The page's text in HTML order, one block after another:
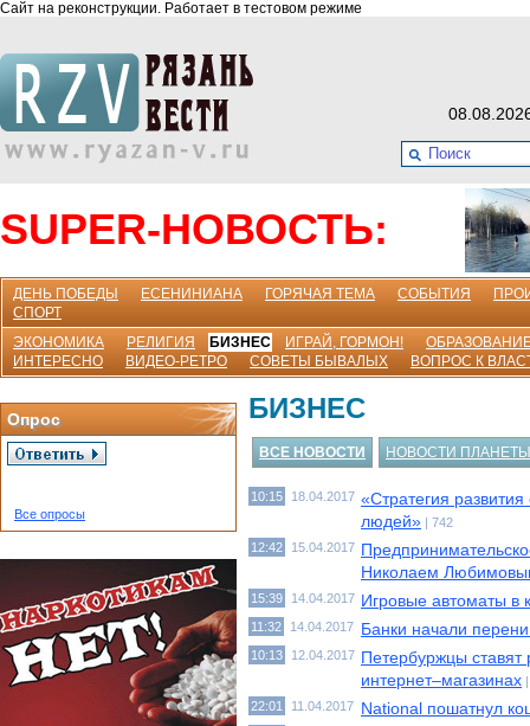
Сайт на реконструкции. Работает в тестовом режиме
SUPER-НОВОСТЬ:
ДЕНЬ ПОБЕДЫ ЕСЕНИНИАНА ГОРЯЧАЯ ТЕМА СОБЫТИЯ
СПОРТ
ЭКОНОМИКА
РЕЛИГИЯ БИЗНЕС ИГРАЙ, ГОРМОН!
ИНТЕРЕСНО
ВИДЕО-РЕТРО СОВЕТЫ БЫВАЛЫХ ВОПРОС К
Опрос
Все опросы
БИЗНЕС
ВСЕ НОВОСТИ НОВОСТИ ПЛАНЕТЫ
10:15 18.04.2017 «Стратегия
людей» | 742
12:42
15.04.2017
Николаем
15:39 14.04.2017 Игровые автоматы в
11:32 14.04.2017 Банки начали
10:13 12.04.2017 Петербуржцы ставят
интернет–магазинах
22:01
11.04.2017 National пошатнул